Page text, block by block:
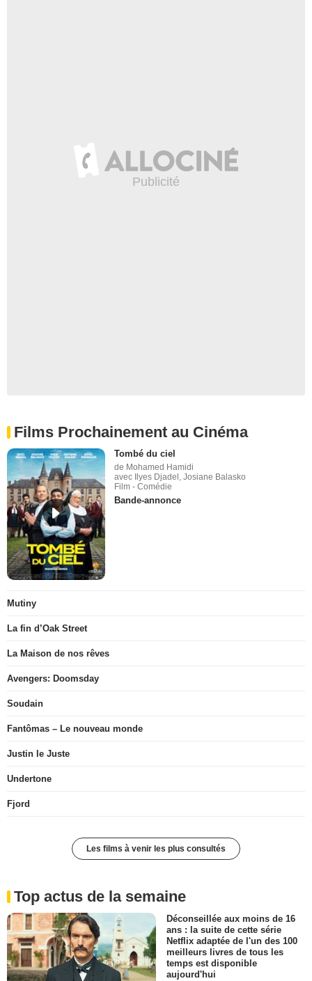
Films Prochainement au Cinéma
Tombé du ciel
de Mohamed Hamidi
avec Ilyes Djadel, Josiane Balasko
Film - Comédie
Bande-annonce
Mutiny
La fin d’Oak Street
La Maison de nos rêves
Avengers: Doomsday
Soudain
Fantômas – Le nouveau monde
Justin le Juste
Undertone
Fjord
Les films à venir les plus consultés
Top actus de la semaine
Déconseillée aux moins de 16
ans : la suite de cette série
Netflix adaptée de l'un des 100
meilleurs livres de tous les
temps est disponible
aujourd'hui